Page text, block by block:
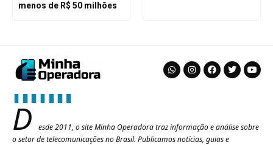
menos de R$ 50 milhões
D
esde 2011, o site Minha Operadora traz informação e análise sobre
o setor de telecomunicações no Brasil. Publicamos notícias, guias e